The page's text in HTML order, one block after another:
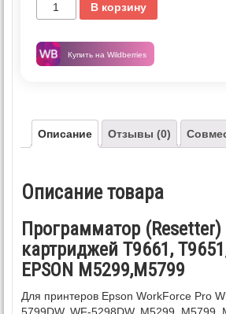
В корзину
Купить на Wildberries
Описание Отзывы (0)
Описание товара
Программатор
картриджей T9661,
EPSON M5299,M5799
Для принтеров Epson WorkForce Pro